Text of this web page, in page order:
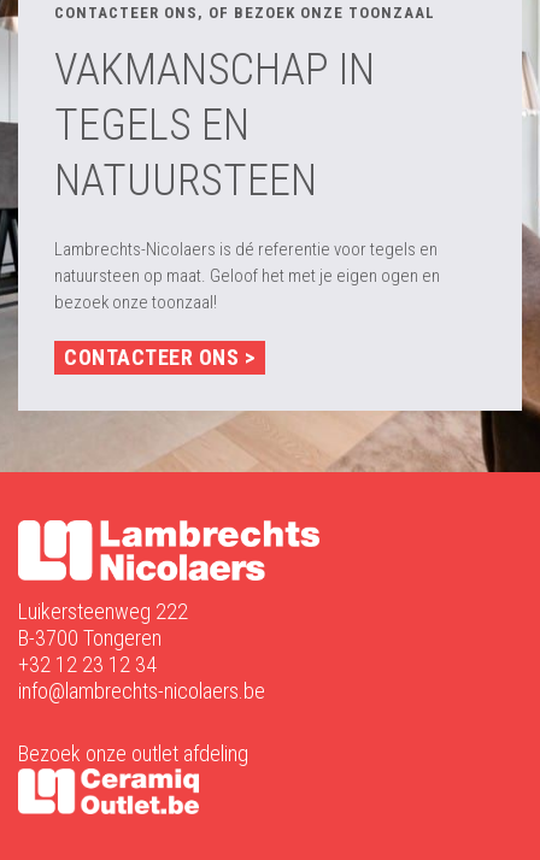
CONTACTEER ONS, OF BEZOEK ONZE TOONZAAL
VAKMANSCHAP IN
TEGELS EN
NATUURSTEEN
Lambrechts-Nicolaers is dé referentie voor tegels en
natuursteen op maat. Geloof het met je eigen ogen en
bezoek onze toonzaal!
CONTACTEER ONS >
Luikersteenweg 222
B-3700 Tongeren
+32 12 23 12 34
info@lambrechts-nicolaers.be
Bezoek onze outlet afdeling